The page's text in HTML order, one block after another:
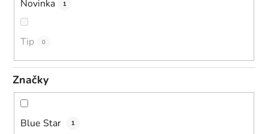
Novinka 1
Tip 0
Značky
Blue Star 1